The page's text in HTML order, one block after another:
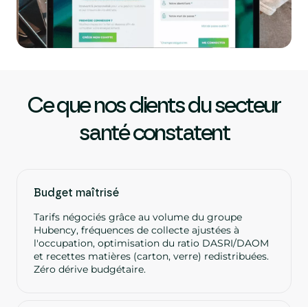
Ce que nos clients du secteur
santé constatent
Budget maîtrisé
Tarifs négociés grâce au volume du groupe
Hubency, fréquences de collecte ajustées à
l'occupation, optimisation du ratio DASRI/DAOM
et recettes matières (carton, verre) redistribuées.
Zéro dérive budgétaire.